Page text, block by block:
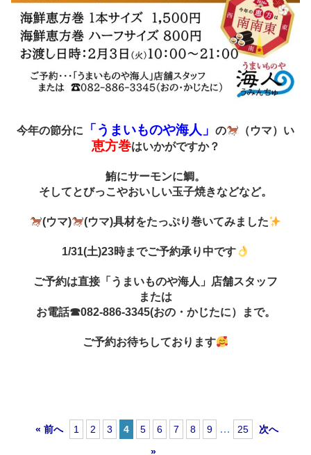
今年の節分に 「うまいものや海人」 の （ウマ）い
恵方巻はいかがですか？
鮪にサーモンに鯛。
そしてとびっこやおいしい玉子焼きなどなど。
(ウマ) (ウマ)具材をたっぷり巻いてみました
1/31(土)23時までご予約承り中です
ご予約は直接「うまいものや海人」店舗スタッフ
または
お電話☎082-886-3345(おの・かじたに）まで。
ご予約お待ちしております
« 前へ 1 2 3 4 5 6 7 8 9 … 25
次へ
»